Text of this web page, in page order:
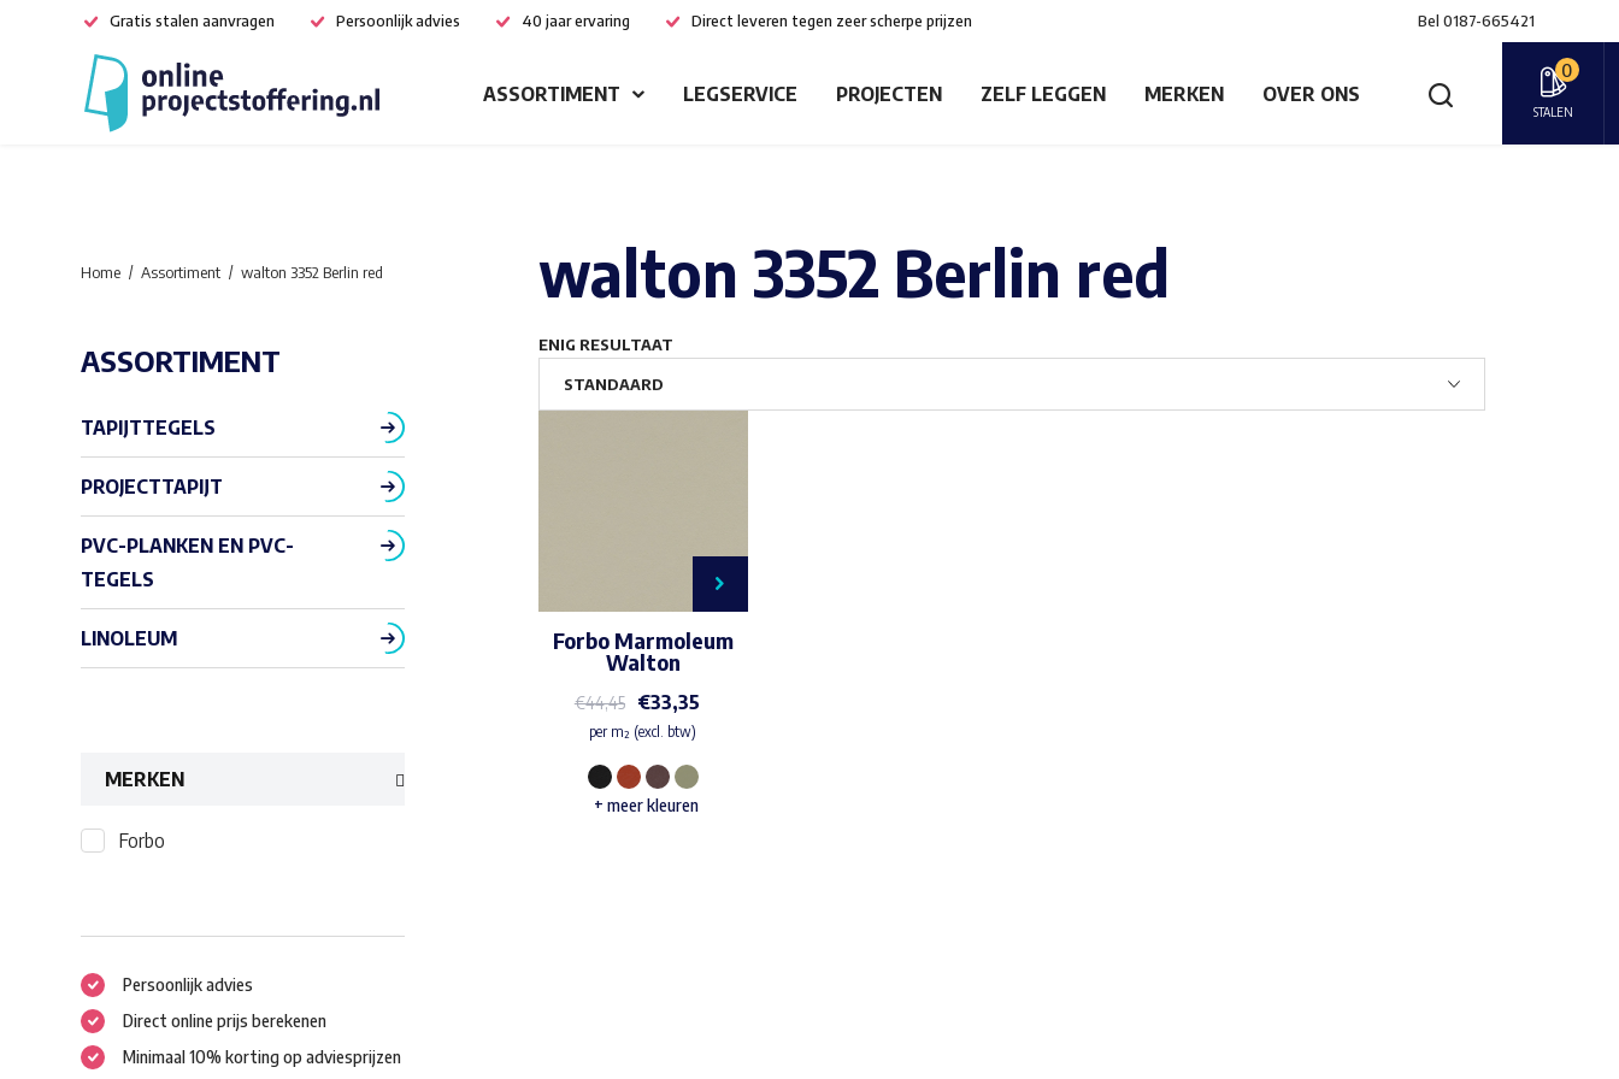
Gratis stalen aanvragen Persoonlijk advies 40 jaar ervaring Direct leveren tegen zeer scherpe prijzen Bel 0187-665421
ASSORTIMENT LEGSERVICE PROJECTEN ZELF LEGGEN MERKEN OVER ONS
0
STALEN
walton 3352 Berlin red
ENIG RESULTAAT
Forbo Marmoleum
Walton
€44,45 €33,35
per m² (excl. btw)
Dit
+ meer kleuren
Home Assortiment walton 3352 Berlin red
ASSORTIMENT
TAPIJTTEGELS
PROJECTTAPIJT
PVC-PLANKEN EN PVC-
TEGELS
LINOLEUM
MERKEN
Forbo
Persoonlijk advies
Direct online prijs berekenen
Minimaal 10% korting op adviesprijzen